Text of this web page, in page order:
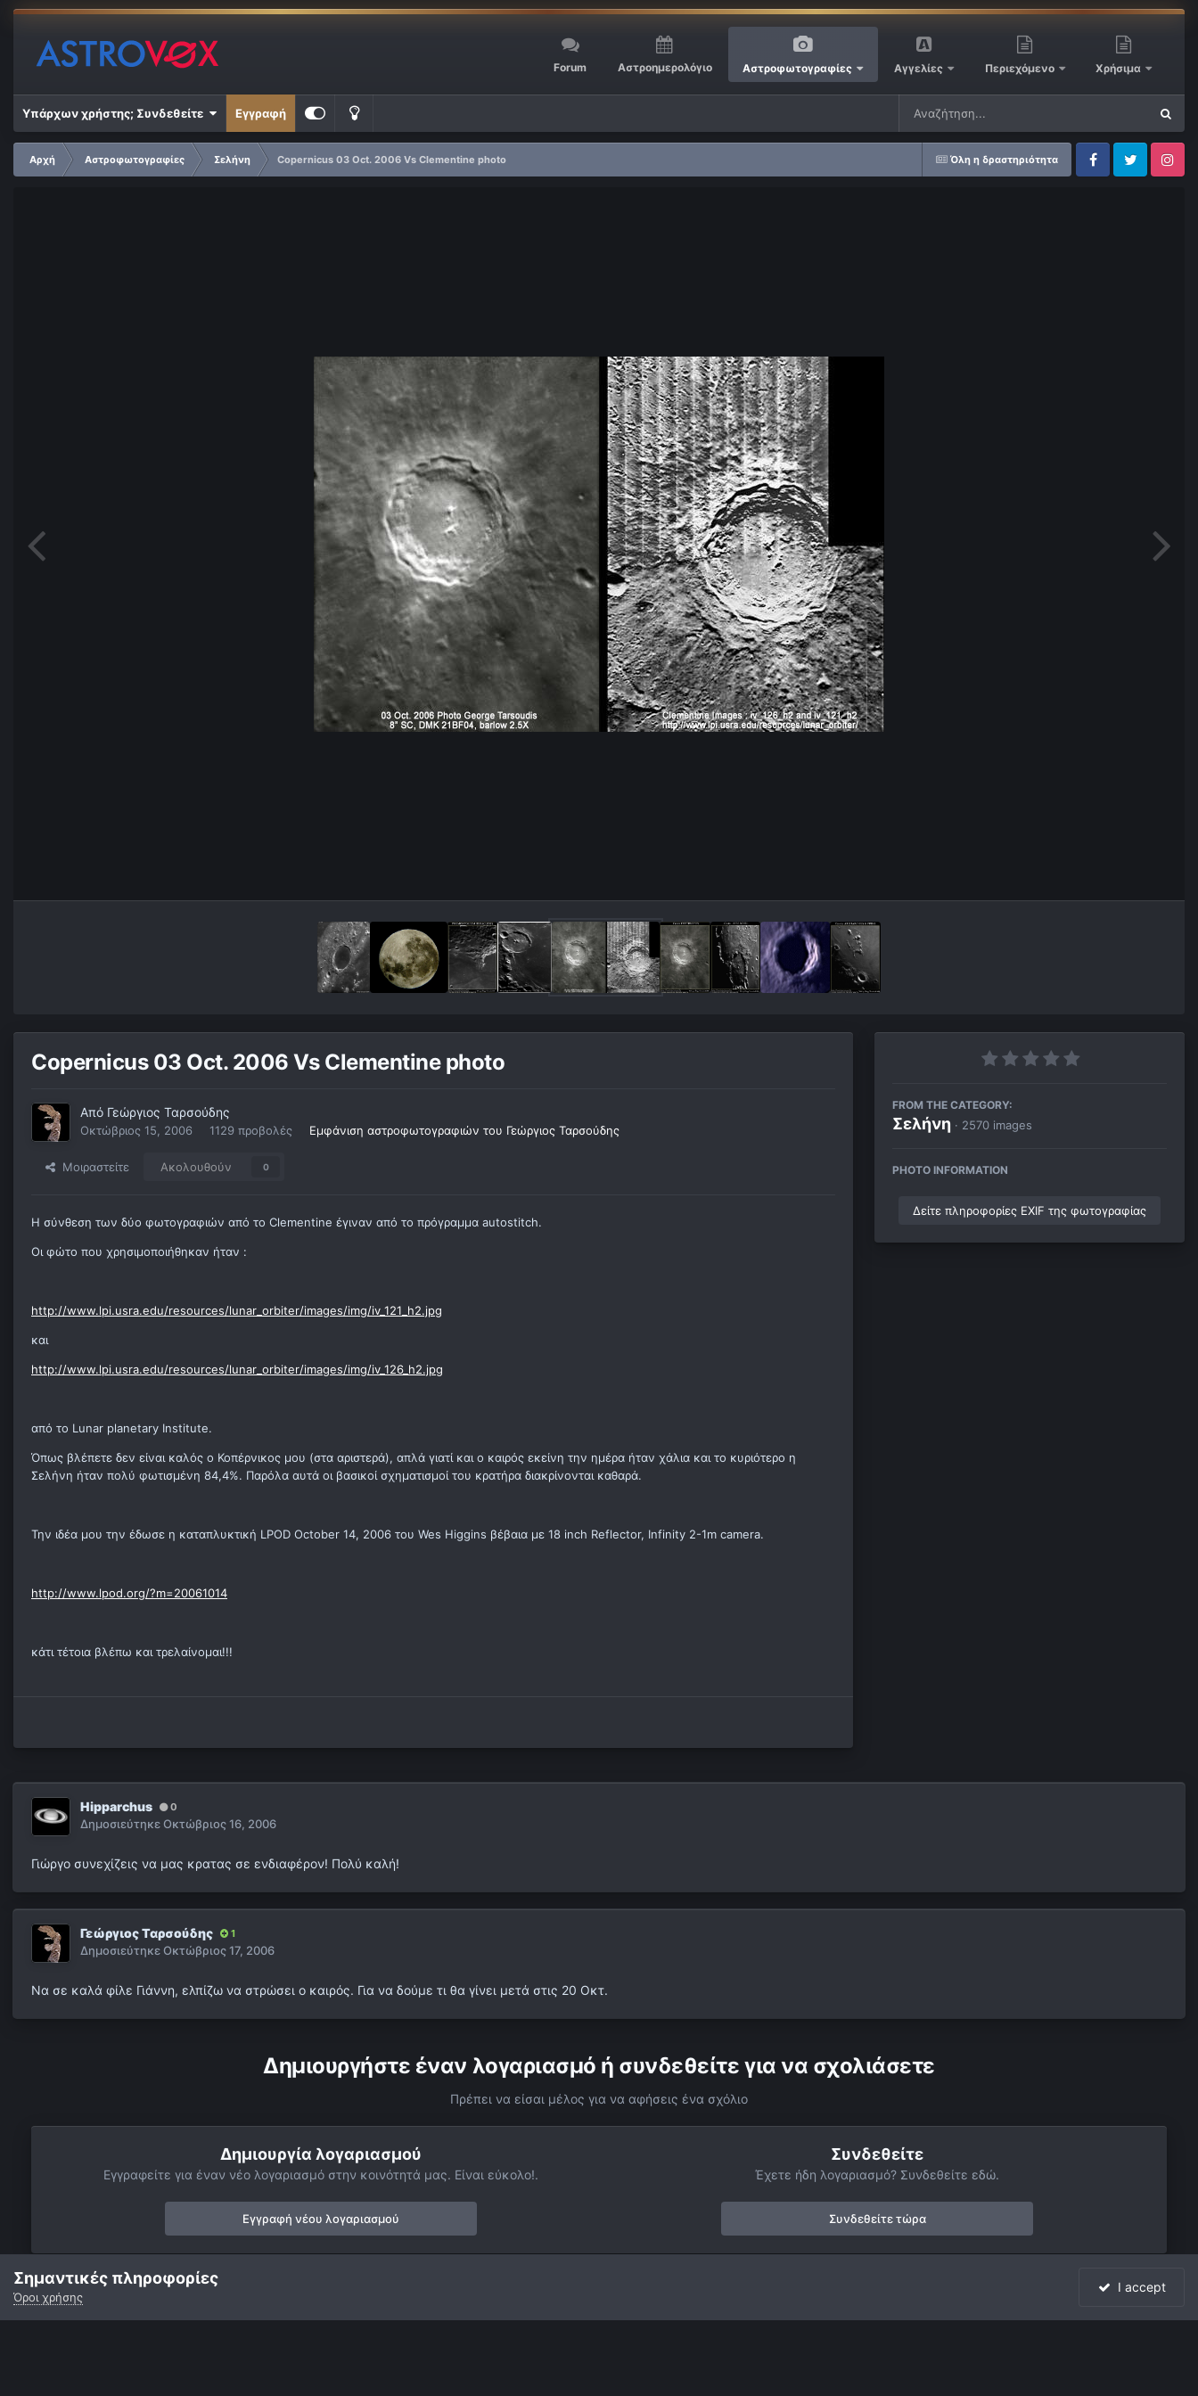
Forum Αστροημερολόγιο Αστροφωτογραφίες Αγγελίες Περιεχόμενο Χρήσιμα
Υπάρχων χρήστης; Συνδεθείτε Εγγραφή
Όλη η δραστηριότητα
Αρχή Αστροφωτογραφίες Σελήνη
Copernicus 03 Oct. 2006 Vs Clementine photo
FacebookTwitter Instagram
Copernicus 03 Oct. 2006 Vs Clementine photo
Από Γεώργιος Ταρσούδης
Οκτώβριος 15, 2006 1129 προβολές Εμφάνιση αστροφωτογραφιών του Γεώργιος Ταρσούδης
Μοιραστείτε Ακολουθούν 0
H σύνθεση των δύο φωτογραφιών από το Clementine έγιναν από το πρόγραμμα autostitch.
Οι φώτο που χρησιμοποιήθηκαν ήταν :
http://www.lpi.usra.edu/resources/lunar_orbiter/images/img/iv_121_h2.jpg
και
http://www.lpi.usra.edu/resources/lunar_orbiter/images/img/iv_126_h2.jpg
από το Lunar planetary Institute.
Όπως βλέπετε δεν είναι καλός ο Κοπέρνικος μου (στα αριστερά), απλά γιατί και ο καιρός εκείνη την ημέρα ήταν χάλια και το κυριότερο η
Σελήνη ήταν πολύ φωτισμένη 84,4%. Παρόλα αυτά οι βασικοί σχηματισμοί του κρατήρα διακρίνονται καθαρά.
Την ιδέα μου την έδωσε η καταπλυκτική LPOD October 14, 2006 του Wes Higgins βέβαια με 18 inch Reflector, Infinity 2-1m camera.
http://www.lpod.org/?m=20061014
κάτι τέτοια βλέπω και τρελαίνομαι!!!
FROM THE CATEGORY:
Σελήνη · 2570 images
PHOTO INFORMATION
Δείτε πληροφορίες EXIF της φωτογραφίας
Hipparchus 0
ΔημοσιεύτηκεΟκτώβριος 16, 2006
Γιώργο συνεχίζεις να μας κρατας σε ενδιαφέρον! Πολύ καλή!
Γεώργιος Ταρσούδης 1
ΔημοσιεύτηκεΟκτώβριος 17, 2006
Να σε καλά φίλε Γιάννη, ελπίζω να στρώσει ο καιρός. Για να δούμε τι θα γίνει μετά στις 20 Οκτ.
Δημιουργήστε έναν λογαριασμό ή συνδεθείτε για να σχολιάσετε
Πρέπει να είσαι μέλος για να αφήσεις ένα σχόλιο
Δημιουργία λογαριασμού
Εγγραφείτε για έναν νέο λογαριασμό στην κοινότητά μας. Είναι εύκολο!.
Εγγραφή νέου λογαριασμού
Συνδεθείτε
Έχετε ήδη λογαριασμό? Συνδεθείτε εδώ.
Συνδεθείτε τώρα
Αρχή
Σημαντικές πληροφορίες
Όροι χρήσης
I accept